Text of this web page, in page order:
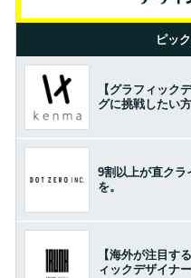
ピッ
【グラフィック
グに挑戦したい
9割以上が直クラ
を。
【海外が注目す
ィックデザイナー